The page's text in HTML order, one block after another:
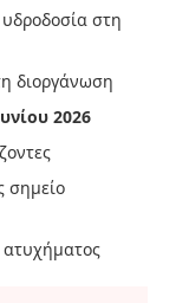
στη
διοργάνωση
2026
σημείο
ατυχήματος